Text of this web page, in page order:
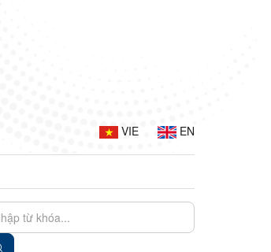
VIE EN